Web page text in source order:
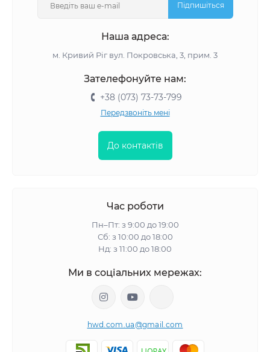
Підпишіться
Наша адреса:
м. Кривий Ріг вул. Покровська, 3, прим. 3
Зателефонуйте нам:
+38 (073) 73-73-799
Передзвоніть мені
До контактів
Час роботи
Пн–Пт: з 9:00 до 19:00
Сб: з 10:00 до 18:00
Нд: з 11:00 до 18:00
Ми в соціальних мережах:
hwd.com.ua@gmail.com